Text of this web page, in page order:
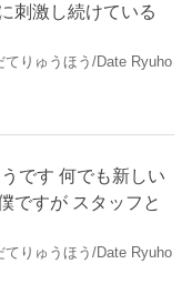
刺激し続けている
てりゅうほう/Date Ryuho
です 何でも新しい
ですが スタッフと
てりゅうほう/Date Ryuho